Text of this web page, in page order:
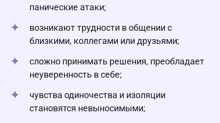
панические атаки;
возникают трудности в общении с
близкими, коллегами или друзьями;
сложно принимать решения, преобладает
неуверенность в себе;
чувства одиночества и изоляции
становятся невыносимыми;